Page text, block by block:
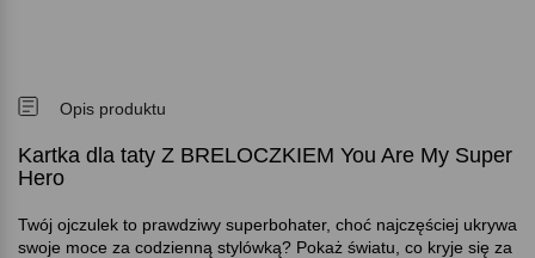
Opis produktu
Kartka dla taty Z BRELOCZKIEM You Are My Super
Hero
Twój ojczulek to prawdziwy superbohater, choć najczęściej ukrywa
swoje moce za codzienną stylówką? Pokaż światu, co kryje się za